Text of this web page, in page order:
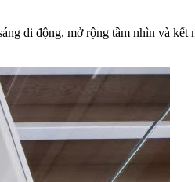
di động, mở rộng tầm nhìn và kết